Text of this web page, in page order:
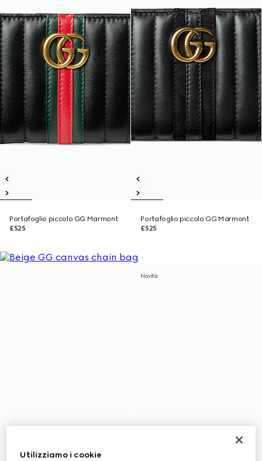
Portafoglio piccolo GG Marmont
£525
Portafoglio piccolo GG Marmont
£525
Novità
Utilizziamo i cookie